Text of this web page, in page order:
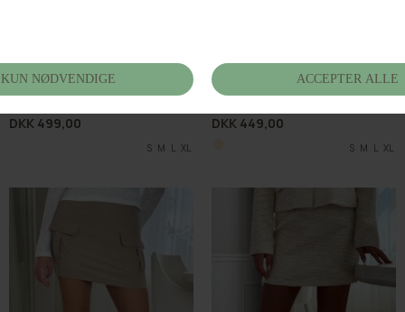
BUCH FAVOURITE
Buch Paola Skirt 26bu265
DKK 499,00
S M L XL
BUCH FAVOURITE
Buch Clelia Skirt 26bu273
DKK 449,00
S M L XL